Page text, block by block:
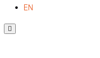
EN
Menu
de